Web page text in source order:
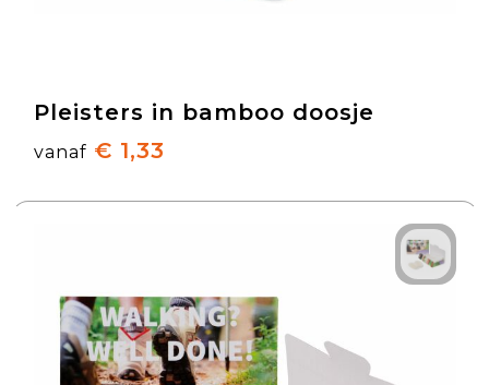
Pleisters in bamboo doosje
vanaf € 1,33